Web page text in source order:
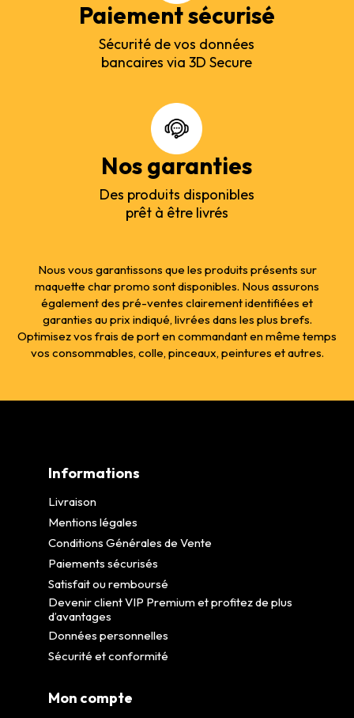
Paiement sécurisé
Sécurité de vos données
bancaires via 3D Secure
Nos garanties
Des produits disponibles
prêt à être livrés
Nous vous garantissons que les produits présents sur
maquette char promo sont disponibles. Nous assurons
également des pré-ventes clairement identifiées et
garanties au prix indiqué, livrées dans les plus brefs.
Optimisez vos frais de port en commandant en même temps
vos consommables, colle, pinceaux, peintures et autres.
Informations
Livraison
Mentions légales
Conditions Générales de Vente
Paiements sécurisés
Satisfait ou remboursé
Devenir client VIP Premium et profitez de plus
d’avantages
Données personnelles
Sécurité et conformité
Mon compte